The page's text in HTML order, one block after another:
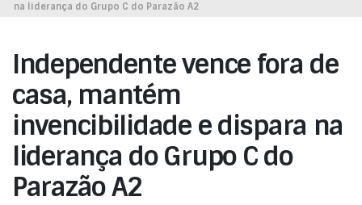
na liderança do Grupo C do Parazão A2
Independente vence fora de
casa, mantém
invencibilidade e dispara na
liderança do Grupo C do
Parazão A2